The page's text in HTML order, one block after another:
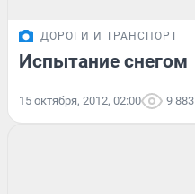
ДОРОГИ И ТРАНСПОРТ
Испытание снегом
15 октября, 2012, 02:00 9 883